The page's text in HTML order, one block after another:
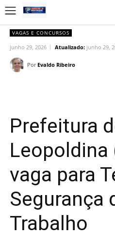
VAGAS E CONCURSOS
junho 29, 2026 Atualizado: junho 29,
Por Evaldo Ribeiro
Prefeitura
Leopoldina
vaga para
Segurança
Trabalho